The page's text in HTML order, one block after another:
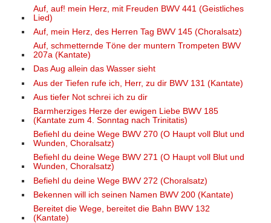
Auf, auf! mein Herz, mit Freuden BWV 441 (Geistliches
Lied)
Auf, mein Herz, des Herren Tag BWV 145 (Choralsatz)
Auf, schmetternde Töne der muntern Trompeten BWV
207a (Kantate)
Das Aug allein das Wasser sieht
Aus der Tiefen rufe ich, Herr, zu dir BWV 131 (Kantate)
Aus tiefer Not schrei ich zu dir
Barmherziges Herze der ewigen Liebe BWV 185
(Kantate zum 4. Sonntag nach Trinitatis)
Befiehl du deine Wege BWV 270 (O Haupt voll Blut und
Wunden, Choralsatz)
Befiehl du deine Wege BWV 271 (O Haupt voll Blut und
Wunden, Choralsatz)
Befiehl du deine Wege BWV 272 (Choralsatz)
Bekennen will ich seinen Namen BWV 200 (Kantate)
Bereitet die Wege, bereitet die Bahn BWV 132
(Kantate)